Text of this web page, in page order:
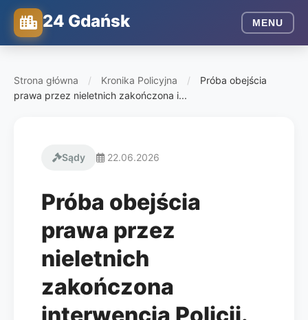
24 Gdańsk MENU
Strona główna / Kronika Policyjna /
Próba obejścia
prawa przez nieletnich zakończona i...
Sądy 22.06.2026
Próba obejścia
prawa przez
nieletnich
zakończona